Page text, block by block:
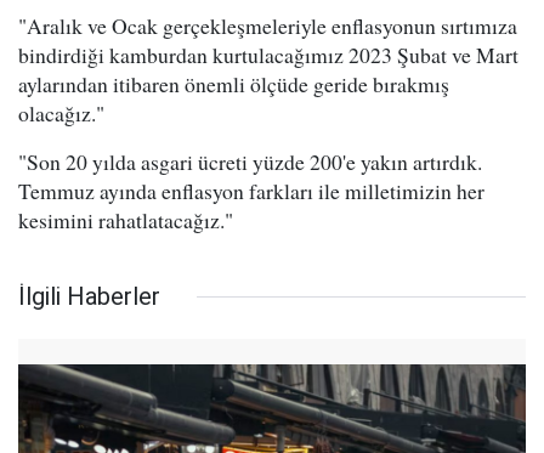
"Aralık ve Ocak gerçekleşmeleriyle enflasyonun sırtımıza
bindirdiği kamburdan kurtulacağımız 2023 Şubat ve Mart
aylarından itibaren önemli ölçüde geride bırakmış
olacağız."
"Son 20 yılda asgari ücreti yüzde 200'e yakın artırdık.
Temmuz ayında enflasyon farkları ile milletimizin her
kesimini rahatlatacağız."
İlgili Haberler